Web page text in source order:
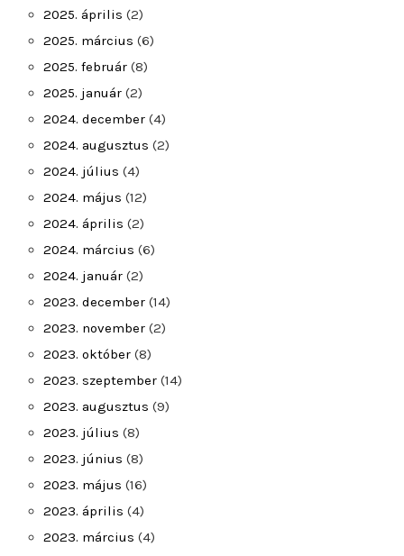
2025. április (2)
2025. március (6)
2025. február (8)
2025. január (2)
2024. december (4)
2024. augusztus (2)
2024. július (4)
2024. május (12)
2024. április (2)
2024. március (6)
2024. január (2)
2023. december (14)
2023. november (2)
2023. október (8)
2023. szeptember (14)
2023. augusztus (9)
2023. július (8)
2023. június (8)
2023. május (16)
2023. április (4)
2023. március (4)